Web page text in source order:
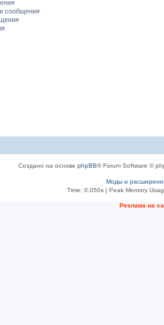
сообщения
Создано на основе phpBB® Forum Software ©
Моды и
Time: 0.050s| Peak Memory
Рeклама на